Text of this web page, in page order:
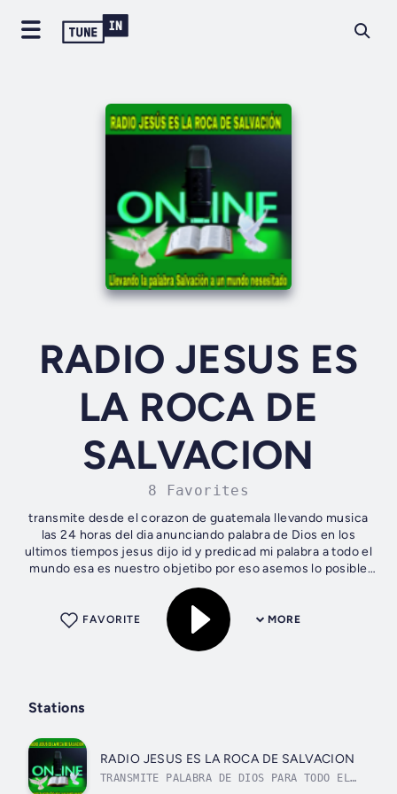
RADIO JESUS ES
LA ROCA DE
SALVACION
8 Favorites
transmite desde el corazon de guatemala llevando musica
las 24 horas del dia anunciando palabra de Dios en los
ultimos tiempos jesus dijo id y predicad mi palabra a todo el
mundo esa es nuestro objetibo por eso asemos lo posible
de predicar la palabra...
MORE
FAVORITE
Stations
RADIO JESUS ES LA ROCA DE SALVACION
TRANSMITE PALABRA DE DIOS PARA TODO EL